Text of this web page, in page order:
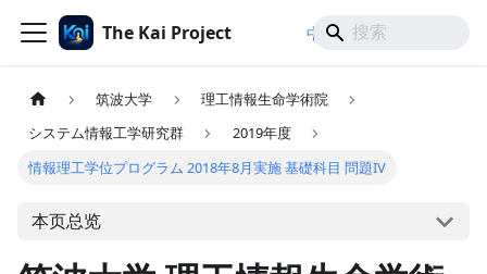
The Kai Project 中文/ 日本語
筑波大学
理工情報生命学術院
システム情報工学研究群
2019年度
情報理工学位プログラム 2018年8月実施 基礎科目 問題IV
本页总览